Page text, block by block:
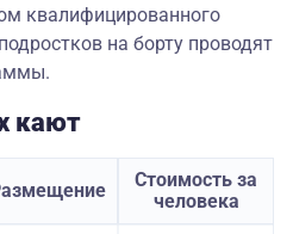
квалифицированного
на борту проводят
кают
Стоимость за
человека